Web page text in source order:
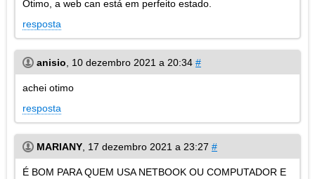
Ótimo, a web can está em perfeito estado.
resposta
anisio 10 dezembro 2021 a 20:34 #
achei otimo
resposta
MARIANY 17 dezembro 2021 a 23:27 #
É BOM PARA QUEM USA NETBOOK OU COMPUTADOR E